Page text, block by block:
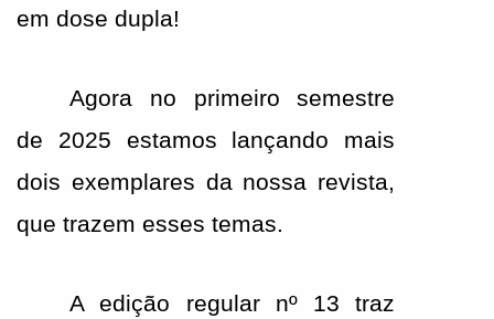
em dose dupla!
Agora no primeiro semestre
de 2025 estamos lançando mais
dois exemplares da nossa revista,
que trazem esses temas.
A edição regular nº 13 traz